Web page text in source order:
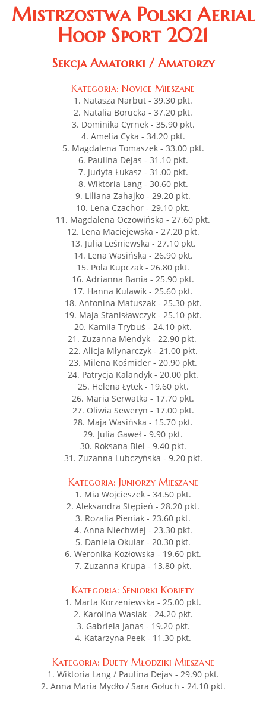
MistrzostwaPolski Aerial
Hoop Sport 2021
Sekcja Amatorki / Amatorzy
Kategoria: Novice Mieszane
1. Natasza Narbut - 39.30 pkt.
2. Natalia Borucka - 37.20 pkt.
3. Dominika Cyrnek - 35.90 pkt.
4. Amelia Cyka - 34.20 pkt.
5. Magdalena Tomaszek - 33.00 pkt.
6. Paulina Dejas - 31.10 pkt.
7. Judyta Łukasz - 31.00 pkt.
8. Wiktoria Lang - 30.60 pkt.
9. Liliana Zahajko - 29.20 pkt.
10. Lena Czachor - 29.10 pkt.
11. Magdalena Oczowińska - 27.60 pkt.
12. Lena Maciejewska - 27.20 pkt.
13. Julia Leśniewska - 27.10 pkt.
14. Lena Wasińska - 26.90 pkt.
15. Pola Kupczak - 26.80 pkt.
16. Adrianna Bania - 25.90 pkt.
17. Hanna Kulawik - 25.60 pkt.
18. Antonina Matuszak - 25.30 pkt.
19. Maja Stanisławczyk - 25.10 pkt.
20. Kamila Trybuś - 24.10 pkt.
21. Zuzanna Mendyk - 22.90 pkt.
22. Alicja Młynarczyk - 21.00 pkt.
23. Milena Kośmider - 20.90 pkt.
24. Patrycja Kalandyk - 20.00 pkt.
25. Helena Łytek - 19.60 pkt.
26. Maria Serwatka - 17.70 pkt.
27. Oliwia Seweryn - 17.00 pkt.
28. Maja Wasińska - 15.70 pkt.
29. Julia Gaweł - 9.90 pkt.
30. Roksana Biel - 9.40 pkt.
31. Zuzanna Lubczyńska - 9.20 pkt.
Kategoria: Juniorzy Mieszane
1. Mia Wojcieszek - 34.50 pkt.
2. Aleksandra Stępień - 28.20 pkt.
3. Rozalia Pieniak - 23.60 pkt.
4. Anna Niechwiej - 23.30 pkt.
5. Daniela Okular - 20.30 pkt.
6. Weronika Kozłowska - 19.60 pkt.
7. Zuzanna Krupa - 13.80 pkt.
Kategoria: Seniorki Kobiety
1. Marta Korzeniewska - 25.00 pkt.
2. Karolina Wasiak - 24.20 pkt.
3. Gabriela Janas - 19.20 pkt.
4. Katarzyna Peek - 11.30 pkt.
Kategoria: Duety Młodziki Mieszane
1. Wiktoria Lang / Paulina Dejas - 29.90 pkt.
2. Anna Maria Mydło / Sara Gołuch - 24.10 pkt.